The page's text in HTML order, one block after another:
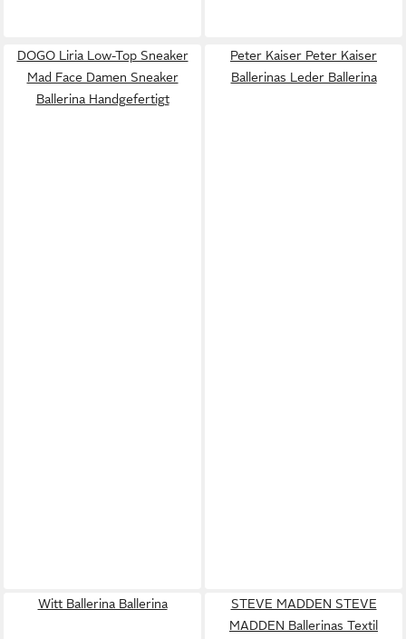
DOGO Liria Low-Top Sneaker
Mad Face Damen Sneaker
Ballerina Handgefertigt
Peter Kaiser Peter Kaiser
Ballerinas Leder Ballerina
Witt Ballerina Ballerina
STEVE MADDEN STEVE
MADDEN Ballerinas Textil